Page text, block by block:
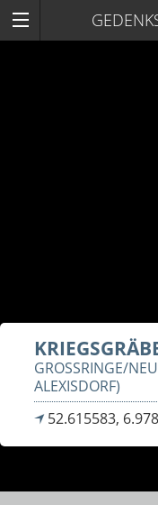
GROSSRINGE/
LEXISDORF)
52.615583,